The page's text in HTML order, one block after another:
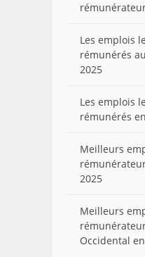
Les emplois
rémunérés
2025
Les emplois
rémunérés
Meilleurs
2025
Meilleurs
Occidental